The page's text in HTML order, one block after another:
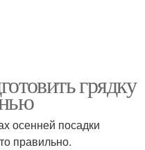
грядку
осенней посадки
правильно.